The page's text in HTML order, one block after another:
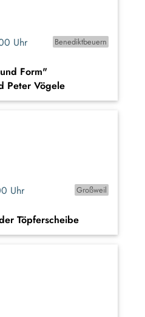
Uhr
Benediktbeuern
Form"
Peter Vögele
Uhr
Großweil
Töpferscheibe